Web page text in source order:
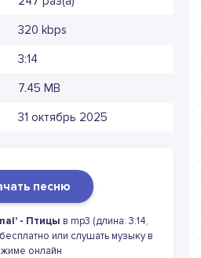
320 kbps
3:14
7.45 MB
31 октябрь 2025
песню
- Птицы в mp3 (длина: 3:14,
или слушать музыку в
онлайн